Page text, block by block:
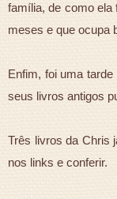
família, de como ela
meses e que ocupa
Enfim, foi uma
seus livros antigos
Três livros da Chris
nos links e conferir.